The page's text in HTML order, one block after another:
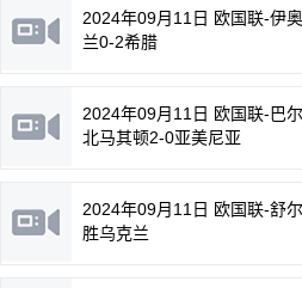
2024年09月11日 欧国联-伊
兰0-2希腊
2024年09月11日 欧国联-巴
北马其顿2-0亚美尼亚
2024年09月11日 欧国联-舒
胜乌克兰